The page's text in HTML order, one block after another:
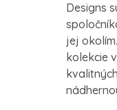
Designs
jej
kolekcie